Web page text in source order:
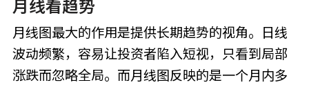
月线看趋势
月线图最大的作用是提供长期趋势的视角。日线
波动频繁，容易让投资者陷入短视，只看到局部
涨跌而忽略全局。而月线图反映的是一个月内多